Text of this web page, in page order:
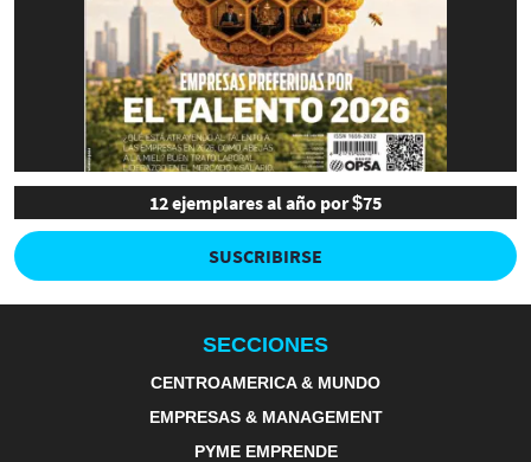
12 ejemplares al año por $75
SUSCRIBIRSE
SECCIONES
CENTROAMERICA & MUNDO
EMPRESAS & MANAGEMENT
PYME EMPRENDE